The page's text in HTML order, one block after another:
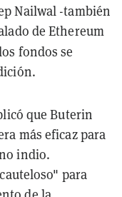
Nailwal -también
de Ethereum
fondos se
que Buterin
más eficaz para
indio.
para